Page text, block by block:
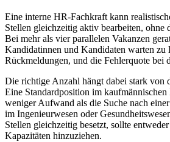
Eine interne HR-Fachkraft kann
Stellen gleichzeitig aktiv bearbeiten, ohne
Bei mehr als vier parallelen Vakanzen
Kandidatinnen und Kandidaten warten zu
Rückmeldungen, und die Fehlerquote bei
Die richtige Anzahl hängt dabei stark von
Eine Standardposition im
weniger Aufwand als die Suche nach
im Ingenieurwesen oder
Stellen gleichzeitig besetzt, sollte
Kapazitäten hinzuziehen.